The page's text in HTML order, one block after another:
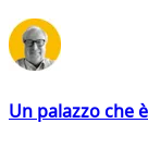
Un palazzo che